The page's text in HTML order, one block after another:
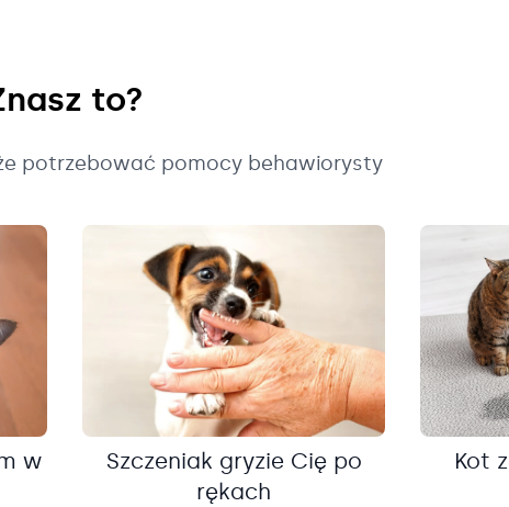
to?
potrzebować pomocy behawiorysty
w
Szczeniak gryzie Cię po
rękach
Kot